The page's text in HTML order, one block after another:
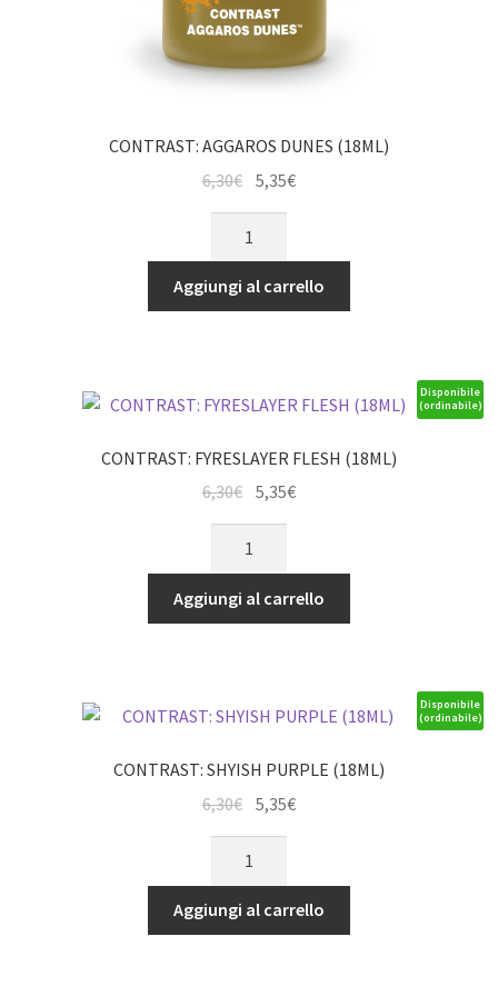
CONTRAST: AGGAROS DUNES (18ML)
6,30€
originale
era:
6,30€.
5,35€Il
è:
5,35€.
DUNES
(18ML)
Aggiungi al carrello
Disponibile
(ordinabile)
CONTRAST: FYRESLAYER FLESH (18ML)
6,30€
prezzo
originale
era:
6,30€.
5,35€Il
è:
5,35€.
FLESH
(18ML)
Aggiungi al carrello
Disponibile
(ordinabile)
CONTRAST: SHYISH PURPLE (18ML)
6,30€
originale
era:
6,30€.
5,35€Il
è:
5,35€.
PURPLE
(18ML)
Aggiungi al carrello